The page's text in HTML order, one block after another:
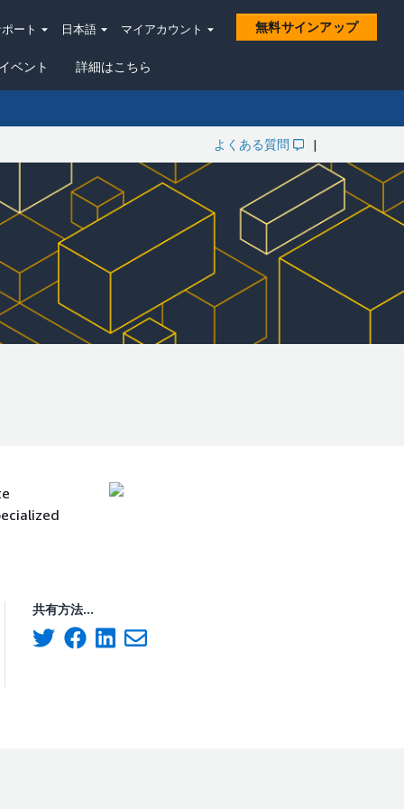
イベント 詳細はこちら
ート 日本語 マイアカウント 無料サインアップ
よくある質問 |
共有方法...